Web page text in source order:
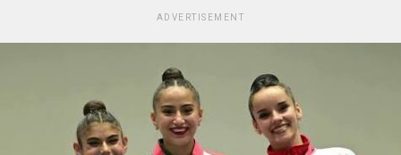
ADVERTISEMENT